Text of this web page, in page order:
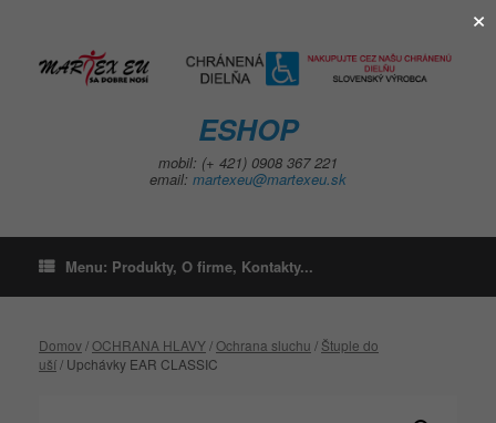
ESHOP
mobil: (+ 421) 0908 367 221
email: martexeu@martexeu.sk
Menu: Produkty, O firme, Kontakty...
Domov/OCHRANA HLAVY/Ochrana sluchu / Štuple do
uší/ Upchávky EAR CLASSIC
×